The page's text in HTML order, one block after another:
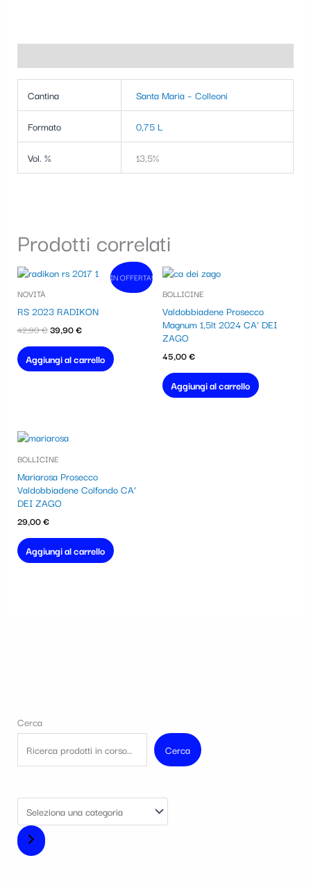
Cantina Santa Maria – Colleoni
Formato 0,75 L
Vol. % 13,5%
Prodotti correlati
In vendita!
IN OFFERTA!
NOVITÀ
RS 2023 RADIKON
42,90€
Il
era:
39,90€
Il
è:
Aggiungi al carrello
BOLLICINE
Valdobbiadene Prosecco
Magnum 1,5lt 2024 CA’ DEI
ZAGO
45,00€
Aggiungi al carrello
BOLLICINE
Mariarosa Prosecco
Valdobbiadene Colfondo CA’
DEI ZAGO
29,00€
Aggiungi al carrello
Cerca
Cerca